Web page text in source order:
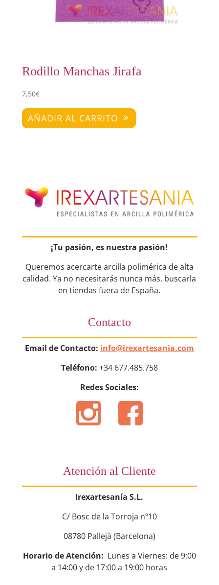
Rodillo Manchas Jirafa
7,50€
AÑADIR AL CARRITO
¡Tu pasión, es nuestra pasión!
Queremos acercarte arcilla polimérica de alta
calidad. Ya no necesitarás nunca más, buscarla
en tiendas fuera de España.
Contacto
Email de Contacto: info@irexartesania.com
Teléfono: +34 677.485.758
Redes Sociales:
Atención al Cliente
Irexartesanía S.L.
C/ Bosc de la Torroja nº10
08780 Pallejà (Barcelona)
Horario de Atención: Lunes a Viernes: de 9:00
a 14:00 y de 17:00 a 19:00 horas